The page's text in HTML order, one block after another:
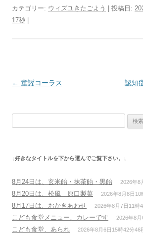
カテゴリー: ウィズユきたごよう | 投稿日:
17秒
投
ョ
ン
← 童謡コーラス 認知
↓好きなタイトルを下から選んでご覧下さい。↓
8月24日は、玄米飴・抹茶飴・黒飴 2026年8
8月20日は、松風 原口製菓 2026年8月8日10
8月17日は、おかきあわせ 2026年8月7日11時
こども食堂メニュー、カレーです 2026年8
こども食堂、あられ 2026年8月6日15時42分46